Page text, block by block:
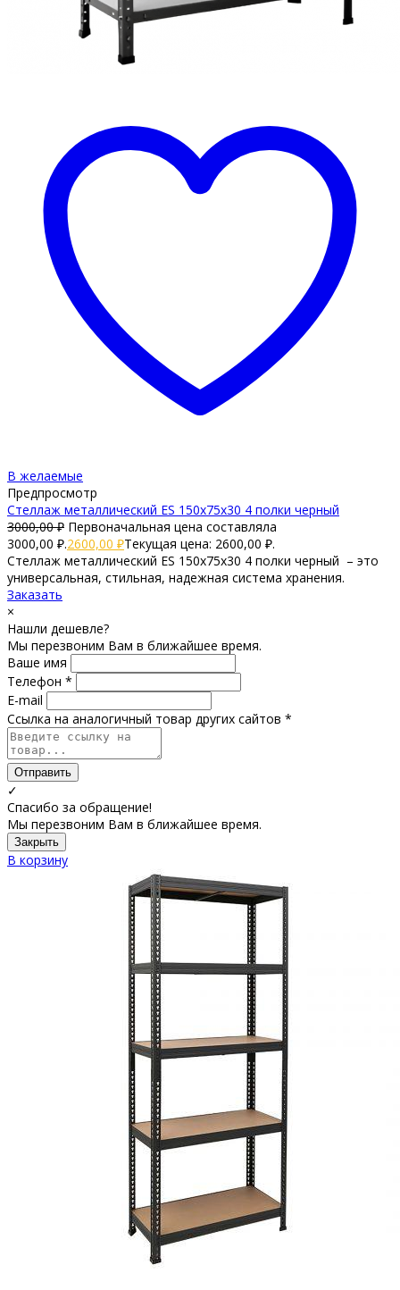
В желаемые
Предпросмотр
Стеллаж металлический ES 150х75х30 4 полки черный
3000,00₽ Первоначальная цена составляла
3000,00 ₽.2600,00 ₽Текущая цена: 2600,00 ₽.
Стеллаж металлический ES 150х75х30 4 полки черный – это
универсальная, стильная, надежная система хранения.
Заказать
×
Нашли дешевле?
Мы перезвоним Вам в ближайшее время.
Ваше имя
Телефон *
E-mail
Ссылка на аналогичный товар других сайтов *
Отправить
✓
Спасибо за обращение!
Мы перезвоним Вам в ближайшее время.
Закрыть
В корзину